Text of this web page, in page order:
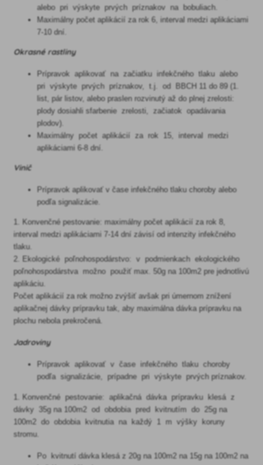
alebo pri výskyte prvých príznakov na bobuliach.
Maximálny počet aplikácií za rok 6, interval medzi aplikáciami
7-10 dní.
Okrasné rastliny
Prípravok aplikovať na začiatku infekčného tlaku alebo
pri výskyte prvých príznakov, t.j. od BBCH 11 do 89 (1.
list, pár listov, alebo praslen rozvinutý až do plnej zrelosti:
plody dosiahli sfarbenie zrelosti, začiatok opadávania
plodov).
Maximálny počet aplikácií za rok 15, interval medzi
aplikáciami 6-8 dní.
Vinič
Prípravok aplikovať v čase infekčného tlaku choroby alebo
podľa signalizácie.
1. Konvenčné pestovanie: maximálny počet aplikácií za rok 8,
interval medzi aplikáciami 7-14 dní závisí od intenzity infekčného
tlaku.
2. Ekologické poľnohospodárstvo: v podmienkach ekologického
poľnohospodárstva možno použiť max. 50g na 100m2 pre jednotlivú
aplikáciu.
Počet aplikácií za rok možno zvýšiť avšak pri úmernom znížení
aplikačnej dávky prípravku tak, aby maximálna dávka prípravku na
plochu nebola prekročená.
Jadroviny
Prípravok aplikovať v čase infekčného tlaku choroby
podľa signalizácie, prípadne pri výskyte prvých príznakov.
1. Konvenčné pestovanie: aplikačná dávka prípravku klesá z
dávky 35g na 100m2 od obdobia pred kvitnutím do 25g na
100m2 do obdobia kvitnutia na každý 1 m výšky koruny
stromu.
Po kvitnutí dávka klesá z 20g na 100m2 na 15g na 100m2 na